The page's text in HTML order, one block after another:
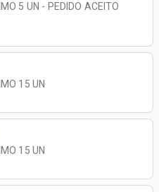
5 UN - PEDIDO ACEITO
15 UN
15 UN